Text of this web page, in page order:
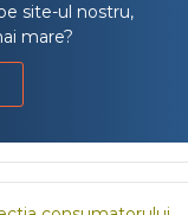
site-ul nostru,
mare?